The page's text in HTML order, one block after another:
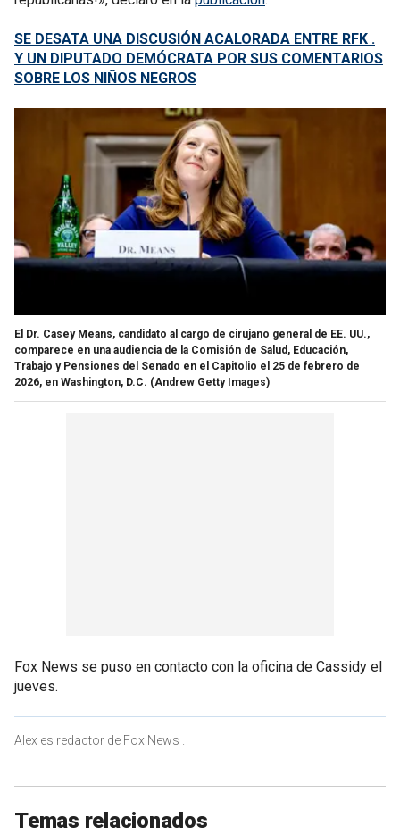
SE DESATA UNA DISCUSIÓN ACALORADA ENTRE RFK .
Y UN DIPUTADO DEMÓCRATA POR SUS COMENTARIOS
SOBRE LOS NIÑOS NEGROS
El Dr. Casey Means, candidato al cargo de cirujano general de EE. UU.,
comparece en una audiencia de la Comisión de Salud, Educación,
Trabajo y Pensiones del Senado en el Capitolio el 25 de febrero de
2026, en Washington, D.C. (Andrew Getty Images)
Fox News se puso en contacto con la oficina de Cassidy el
jueves.
Alex es redactor de Fox News .
Temas relacionados